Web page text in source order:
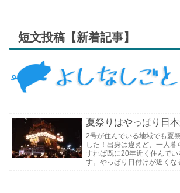
短文投稿【新着記事】
夏祭りはやっぱり日
2号が住んでいる地域でも夏
した！出身は違えど、一人暮
すれば既に20年近く住んで
す。やっぱり日付けが近くな